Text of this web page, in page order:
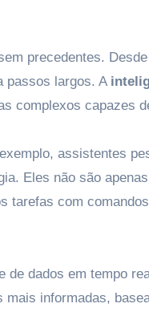
precedentes.
passos largos. A
complexos capazes
assistentes
Eles não são
tarefas com
dados em tempo
informadas,